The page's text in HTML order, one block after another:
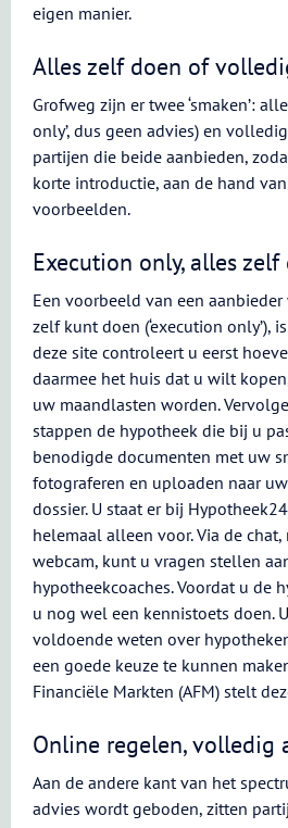
eigen manier.
Alles zelf doen of
Grofweg zijn er twee ‘smaken’:
only’, dus geen advies) en
partijen die beide aanbieden,
korte introductie, aan de hand
voorbeelden.
Execution only, alles zelf
Een voorbeeld van een
zelf kunt doen (‘execution only’), is
deze site controleert u eerst
daarmee het huis dat u wilt
uw maandlasten worden.
stappen de hypotheek die bij u
benodigde documenten met uw
fotograferen en uploaden naar
dossier. U staat er bij
helemaal alleen voor. Via de
webcam, kunt u vragen stellen
hypotheekcoaches. Voordat u de
u nog wel een kennistoets doen.
voldoende weten over
een goede keuze te kunnen
Financiële Markten (AFM) stelt
Online regelen, volledig
Aan de andere kant van het
advies wordt geboden, zitten